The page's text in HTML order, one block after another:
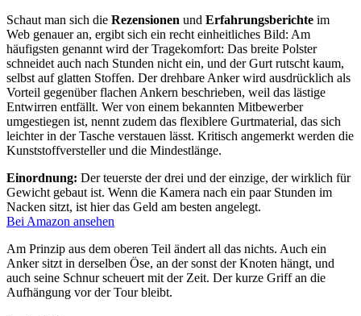
Schaut man sich die Rezensionen und Erfahrungsberichte im
Web genauer an, ergibt sich ein recht einheitliches Bild: Am
häufigsten genannt wird der Tragekomfort: Das breite Polster
schneidet auch nach Stunden nicht ein, und der Gurt rutscht kaum,
selbst auf glatten Stoffen. Der drehbare Anker wird ausdrücklich als
Vorteil gegenüber flachen Ankern beschrieben, weil das lästige
Entwirren entfällt. Wer von einem bekannten Mitbewerber
umgestiegen ist, nennt zudem das flexiblere Gurtmaterial, das sich
leichter in der Tasche verstauen lässt. Kritisch angemerkt werden die
Kunststoffversteller und die Mindestlänge.
Einordnung: Der teuerste der drei und der einzige, der wirklich für
Gewicht gebaut ist. Wenn die Kamera nach ein paar Stunden im
Nacken sitzt, ist hier das Geld am besten angelegt.
Bei Amazon ansehen
Am Prinzip aus dem oberen Teil ändert all das nichts. Auch ein
Anker sitzt in derselben Öse, an der sonst der Knoten hängt, und
auch seine Schnur scheuert mit der Zeit. Der kurze Griff an die
Aufhängung vor der Tour bleibt.